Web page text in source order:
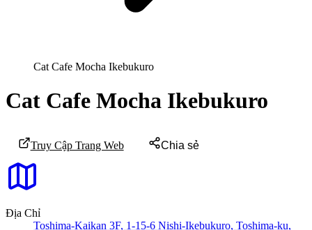
Cat Cafe Mocha Ikebukuro
Cat Cafe Mocha Ikebukuro
Truy Cập Trang Web Chia sẻ
Địa Chỉ
Toshima-Kaikan 3F, 1-15-6 Nishi-Ikebukuro, Toshima-ku,